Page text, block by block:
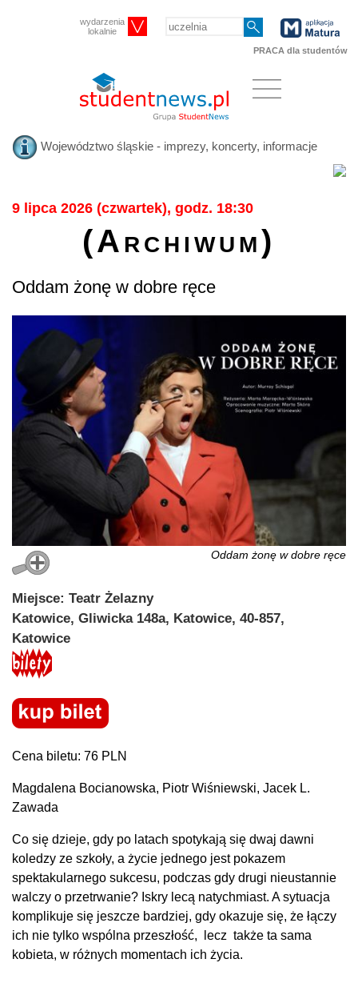
wydarzenia
lokalnie
PRACA dla studentów
Województwo śląskie - imprezy, koncerty, informacje
9 lipca 2026 (czwartek), godz. 18:30
(Archiwum)
Oddam żonę w dobre ręce
Oddam żonę w dobre ręce
Miejsce: Teatr Żelazny
Katowice, Gliwicka 148a, Katowice, 40-857,
Katowice
Cena biletu: 76 PLN
Magdalena Bocianowska, Piotr Wiśniewski, Jacek L.
Zawada
Co się dzieje, gdy po latach spotykają się dwaj dawni
koledzy ze szkoły, a życie jednego jest pokazem
spektakularnego sukcesu, podczas gdy drugi nieustannie
walczy o przetrwanie? Iskry lecą natychmiast. A sytuacja
komplikuje się jeszcze bardziej, gdy okazuje się, że łączy
ich nie tylko wspólna przeszłość, lecz także ta sama
kobieta, w różnych momentach ich życia.